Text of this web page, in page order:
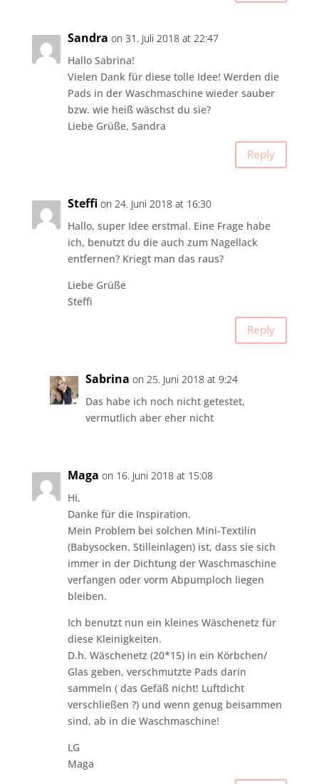
Sandra on 31. Juli 2018 at 22:47
Hallo Sabrina!
Vielen Dank für diese tolle Idee! Werden die
Pads in der Waschmaschine wieder sauber
bzw. wie heiß wäschst du sie?
Liebe Grüße, Sandra
Reply
Steffi on 24. Juni 2018 at 16:30
Hallo, super Idee erstmal. Eine Frage habe
ich, benutzt du die auch zum Nagellack
entfernen? Kriegt man das raus?
Liebe Grüße
Steffi
Reply
Sabrina on 25. Juni 2018 at 9:24
Das habe ich noch nicht getestet,
vermutlich aber eher nicht
Maga on 16. Juni 2018 at 15:08
Hi,
Danke für die Inspiration.
Mein Problem bei solchen Mini-Textilin
(Babysocken. Stilleinlagen) ist, dass sie sich
immer in der Dichtung der Waschmaschine
verfangen oder vorm Abpumploch liegen
bleiben.
Ich benutzt nun ein kleines Wäschenetz für
diese Kleinigkeiten.
D.h. Wäschenetz (20*15) in ein Körbchen/
Glas geben, verschmutzte Pads darin
sammeln ( das Gefäß nicht! Luftdicht
verschließen ?) und wenn genug beisammen
sind, ab in die Waschmaschine!
LG
Maga